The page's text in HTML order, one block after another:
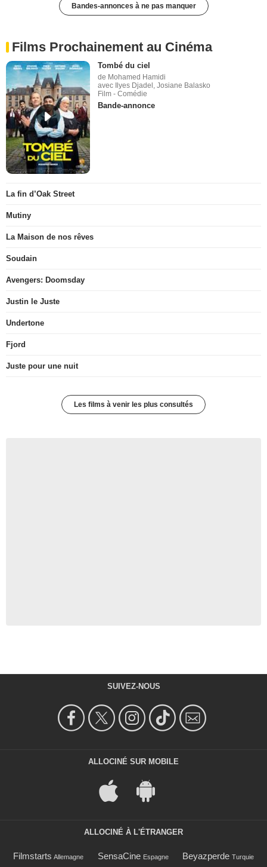
Bandes-annonces à ne pas manquer
Films Prochainement au Cinéma
Tombé du ciel
de Mohamed Hamidi
avec Ilyes Djadel, Josiane Balasko
Film - Comédie
Bande-annonce
La fin d’Oak Street
Mutiny
La Maison de nos rêves
Soudain
Avengers: Doomsday
Justin le Juste
Undertone
Fjord
Juste pour une nuit
Les films à venir les plus consultés
SUIVEZ-NOUS
ALLOCINÉ SUR MOBILE
ALLOCINÉ À L'ÉTRANGER
Filmstarts Allemagne SensaCine Espagne Beyazperde Turquie